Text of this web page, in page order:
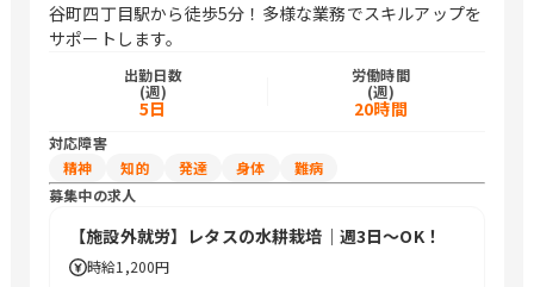
谷町四丁目駅から徒歩5分！多様な業務でスキルアップを
サポートします。
出勤日数
(週)
5日
労働時間
(週)
20時間
対応障害
精神
知的 発達 身体
難病
募集中の求人
【施設外就労】レタスの水耕栽培｜週3日～OK！
時給1,200円